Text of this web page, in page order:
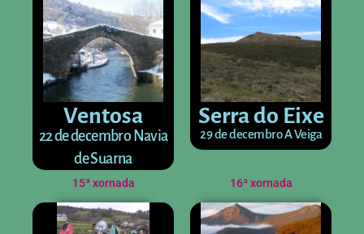
Ventosa
22 de decembro Navia
de Suarna
Serra do Eixe
29 de decembro A Veiga
15ª xornada 16ª xornada